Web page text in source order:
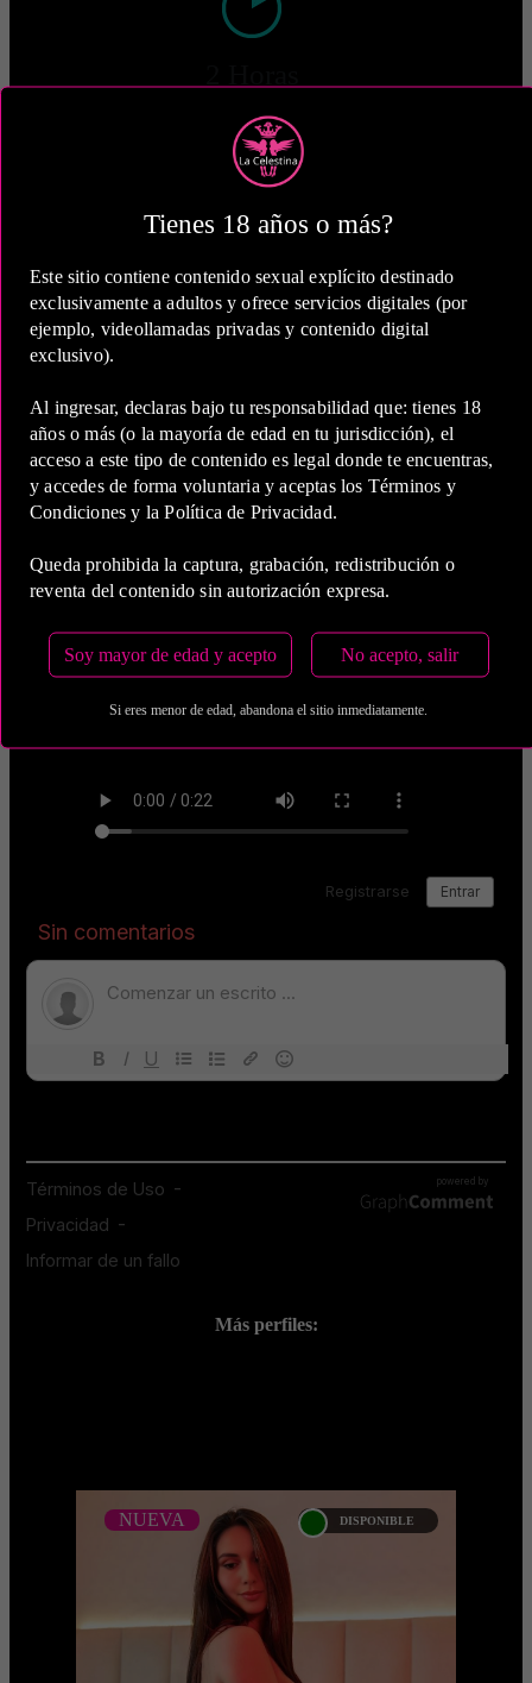
Tienes 18 años o más?
Este sitio contiene contenido sexual explícito destinado
exclusivamente a adultos y ofrece servicios digitales (por
ejemplo, videollamadas privadas y contenido digital
exclusivo).
Al ingresar, declaras bajo tu responsabilidad que: tienes 18
años o más (o la mayoría de edad en tu jurisdicción), el
acceso a este tipo de contenido es legal donde te encuentras,
y accedes de forma voluntaria y aceptas los Términos y
Condiciones y la Política de Privacidad.
Queda prohibida la captura, grabación, redistribución o
reventa del contenido sin autorización expresa.
Soy mayor de edad y acepto No acepto, salir
Si eres menor de edad, abandona el sitio inmediatamente.
COP 390,000.00
5 Horas
COP 650,000.00
Medio de Pago:
Más perfiles:
NUEVA DISPONIBLE
XIOMARA DUQUE
NUEVA
Próximamente.... Algunas de nuestras
modelos aún no tienen imágenes
disponibles en la web porque están
completando su sesión ...